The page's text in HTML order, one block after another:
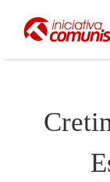
content